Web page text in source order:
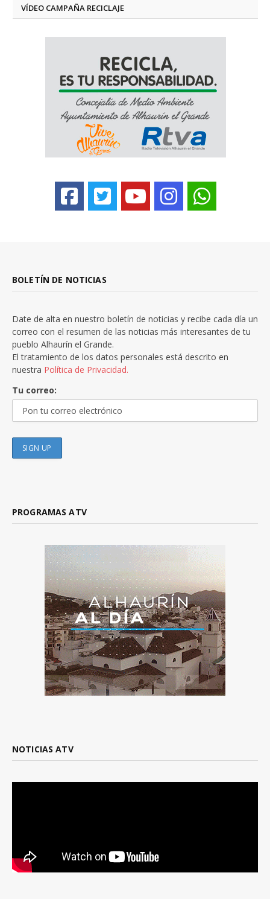
VÍDEO CAMPAÑA RECICLAJE
BOLETÍN DE NOTICIAS
Date de alta en nuestro boletín de noticias y recibe cada día un
correo con el resumen de las noticias más interesantes de tu
pueblo Alhaurín el Grande.
El tratamiento de los datos personales está descrito en
nuestra Política de Privacidad.
Tu correo:
PROGRAMAS ATV
NOTICIAS ATV